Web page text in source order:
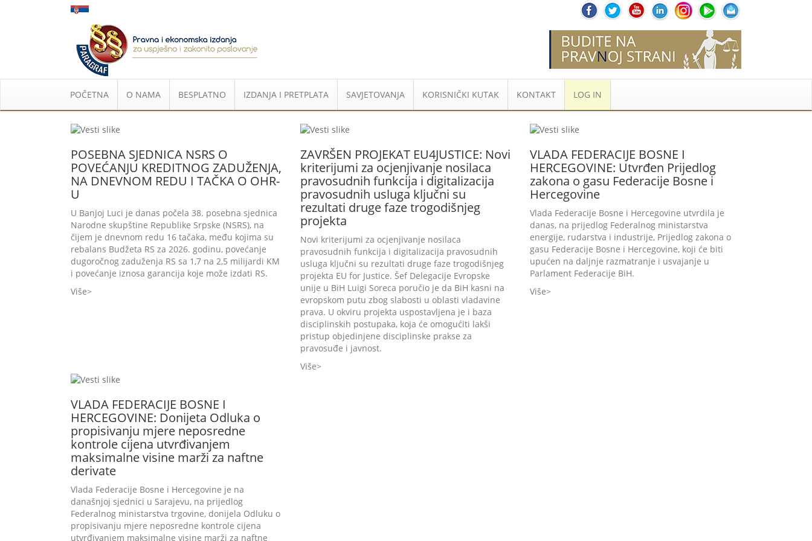
POČETNA O NAMA BESPLATNO IZDANJA I PRETPLATA SAVJETOVANJA KORISNIČKI KUTAK KONTAKT LOG IN
POSEBNA SJEDNICA NSRS O
POVEĆANJU KREDITNOG ZADUŽENJA,
NA DNEVNOM REDU I TAČKA O OHR-
U
U Banjoj Luci je danas počela 38. posebna sjednica
Narodne skupštine Republike Srpske (NSRS), na
čijem je dnevnom redu 16 tačaka, među kojima su
rebalans Budžeta RS za 2026. godinu, povećanje
dugoročnog zaduženja RS sa 1,7 na 2,5 milijardi KM
i povećanje iznosa garancija koje može izdati RS.
Više
ZAVRŠEN PROJEKAT EU4JUSTICE: Novi
kriterijumi za ocjenjivanje nosilaca
pravosudnih funkcija i digitalizacija
pravosudnih usluga ključni su
rezultati druge faze trogodišnjeg
projekta
Novi kriterijumi za ocjenjivanje nosilaca
pravosudnih funkcija i digitalizacija pravosudnih
usluga ključni su rezultati druge faze trogodišnjeg
projekta EU for Justice. Šef Delegacije Evropske
unije u BiH Luigi Soreca poručio je da BiH kasni na
evropskom putu zbog slabosti u oblasti vladavine
prava. U okviru projekta uspostavljena je i baza
disciplinskih postupaka, koja će omogućiti lakši
pristup objedinjene disciplinske prakse za
pravosuđe i javnost.
Više
VLADA FEDERACIJE BOSNE I
HERCEGOVINE: Utvrđen Prijedlog
zakona o gasu Federacije Bosne i
Hercegovine
Vlada Federacije Bosne i Hercegovine utvrdila je
danas, na prijedlog Federalnog ministarstva
energije, rudarstva i industrije, Prijedlog zakona o
gasu Federacije Bosne i Hercegovine, koji će biti
upućen na daljnje razmatranje i usvajanje u
Parlament Federacije BiH.
Više
VLADA FEDERACIJE BOSNE I
HERCEGOVINE: Donijeta Odluka o
propisivanju mjere neposredne
kontrole cijena utvrđivanjem
maksimalne visine marži za naftne
derivate
Vlada Federacije Bosne i Hercegovine je na
današnjoj sjednici u Sarajevu, na prijedlog
Federalnog ministarstva trgovine, donijela Odluku o
propisivanju mjere neposredne kontrole cijena
utvrđivanjem maksimalne visine marži za naftne